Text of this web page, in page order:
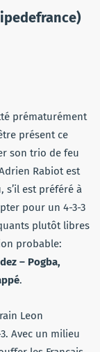
prématurément
présent ce
son trio de feu
Rabiot est
est préféré à
pour un 4-3-3
plutôt libres
probable:
– Pogba,
.
Leon
Avec un milieu